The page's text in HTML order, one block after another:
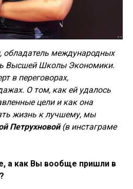
обладатель международных
Высшей Школы Экономики.
в переговорах,
О том, как ей удалось
цели и как она
жизнь к лучшему, мы
Петрухновой(в инстаграме
а как Вы вообще пришли в